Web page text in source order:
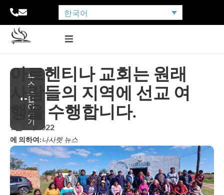
한국어
뉴
스
로
돌
아
가
기
아르헨티나 교회는 원래
사람들의 지역에 선교 여
행을 수행합니다.
9월 16, 2022
에 의하여:나사렛 뉴스